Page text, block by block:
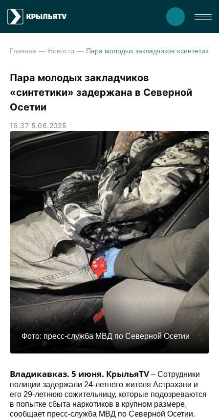
Главная Новости
Пара молодых закладчиков
«синтетики» задержана в Северной
Осетии
16:37 5.06.2025
Фото: пресс-служба МВД по Северной Осетии
Владикавказ. 5 июня. КрыльяTV – Сотрудники
полиции задержали 24-летнего жителя Астрахани и
его 29-летнюю сожительницу, которые подозреваются
в попытке сбыта наркотиков в крупном размере,
сообщает пресс-служба МВД по Северной Осетии.